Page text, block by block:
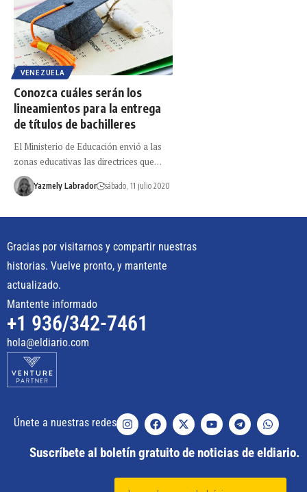
VENEZUELA
Conozca cuáles serán los
lineamientos para la entrega
de títulos de bachilleres
El Ministerio de Educación envió a las
zonas educativas las directrices que…
Yazmely Labrador sábado, 11 julio 2020
Gracias por visitarnos y compartir nuestras
historias. Vuelve pronto, y mantente
actualizado.
Mantente informado
+1 936/342-7461
hola@eldiario.com
Únete a nuestras redes
Suscríbete al boletín gratuito de noticias de eldiario.